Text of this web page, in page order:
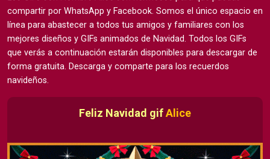
compartir por WhatsApp y Facebook. Somos el único espacio en
línea para abastecer a todos tus amigos y familiares con los
mejores diseños y GIFs animados de Navidad. Todos los GIFs
que verás a continuación estarán disponibles para descargar de
forma gratuita. Descarga y comparte para los recuerdos
navideños.
Feliz Navidad gifAlice